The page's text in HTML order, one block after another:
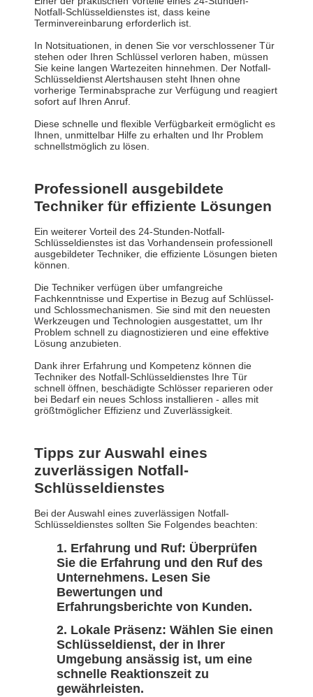
Notfall-Schlüsseldienstes ist, dass keine
Terminvereinbarung erforderlich ist.
In Notsituationen, in denen Sie vor verschlossener Tür
stehen oder Ihren Schlüssel verloren haben, müssen
Sie keine langen Wartezeiten hinnehmen. Der Notfall-
Schlüsseldienst Alertshausen steht Ihnen ohne
vorherige Terminabsprache zur Verfügung und reagiert
sofort auf Ihren Anruf.
Diese schnelle und flexible Verfügbarkeit ermöglicht es
Ihnen, unmittelbar Hilfe zu erhalten und Ihr Problem
schnellstmöglich zu lösen.
Professionell ausgebildete
Techniker für effiziente Lösungen
Ein weiterer Vorteil des 24-Stunden-Notfall-
Schlüsseldienstes ist das Vorhandensein professionell
ausgebildeter Techniker, die effiziente Lösungen bieten
können.
Die Techniker verfügen über umfangreiche
Fachkenntnisse und Expertise in Bezug auf Schlüssel-
und Schlossmechanismen. Sie sind mit den neuesten
Werkzeugen und Technologien ausgestattet, um Ihr
Problem schnell zu diagnostizieren und eine effektive
Lösung anzubieten.
Dank ihrer Erfahrung und Kompetenz können die
Techniker des Notfall-Schlüsseldienstes Ihre Tür
schnell öffnen, beschädigte Schlösser reparieren oder
bei Bedarf ein neues Schloss installieren - alles mit
größtmöglicher Effizienz und Zuverlässigkeit.
Tipps zur Auswahl eines
zuverlässigen Notfall-
Schlüsseldienstes
Bei der Auswahl eines zuverlässigen Notfall-
Schlüsseldienstes sollten Sie Folgendes beachten:
Erfahrung und Ruf: Überprüfen
Sie die Erfahrung und den Ruf des
Unternehmens. Lesen Sie
Bewertungen und
Erfahrungsberichte von Kunden.
Lokale Präsenz: Wählen Sie einen
Schlüsseldienst, der in Ihrer
Umgebung ansässig ist, um eine
schnelle Reaktionszeit zu
gewährleisten.